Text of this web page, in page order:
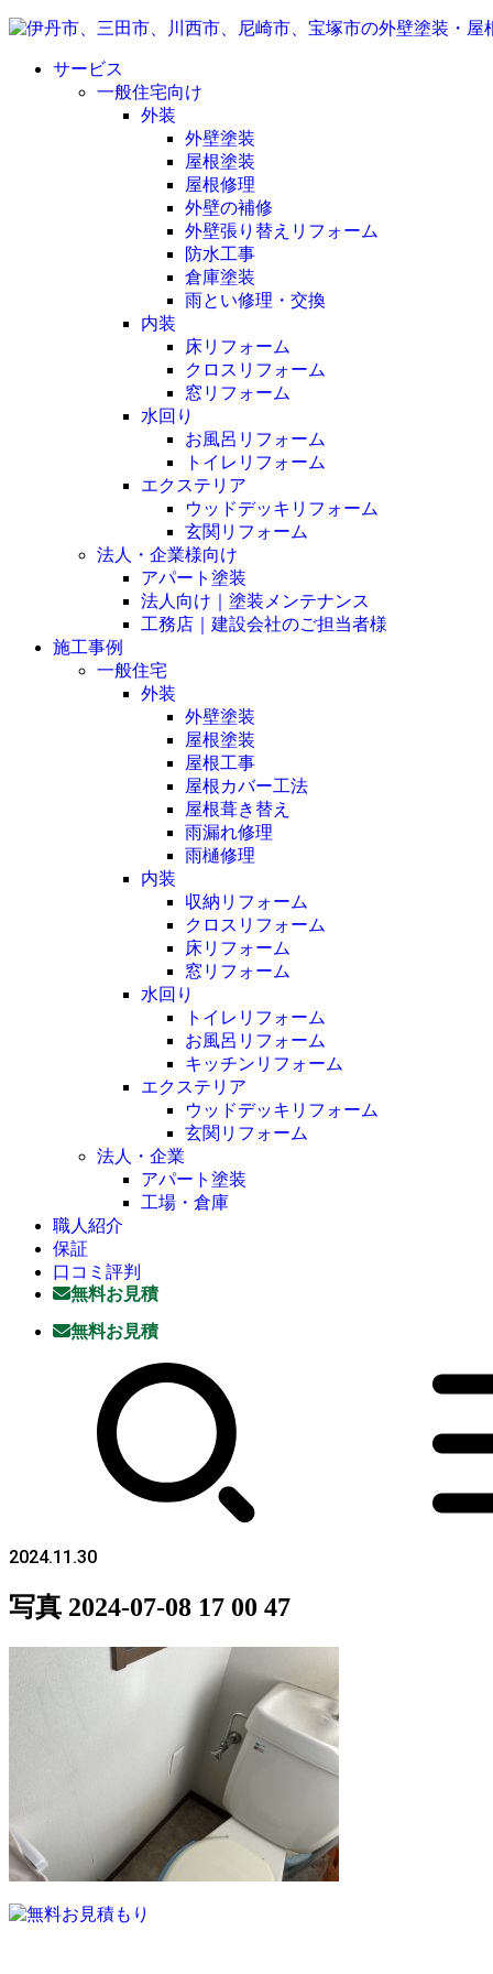
サービス
一般住宅向け
外装
外壁塗装
屋根塗装
屋根修理
外壁の補修
外壁張り替えリフォーム
防水工事
倉庫塗装
雨とい修理・交換
内装
床リフォーム
クロスリフォーム
窓リフォーム
水回り
お風呂リフォーム
トイレリフォーム
エクステリア
ウッドデッキリフォーム
玄関リフォーム
法人・企業様向け
アパート塗装
法人向け｜塗装メンテナンス
工務店｜建設会社のご担当者様
施工事例
一般住宅
外装
外壁塗装
屋根塗装
屋根工事
屋根カバー工法
屋根葺き替え
雨漏れ修理
雨樋修理
内装
収納リフォーム
クロスリフォーム
床リフォーム
窓リフォーム
水回り
トイレリフォーム
お風呂リフォーム
キッチンリフォーム
エクステリア
ウッドデッキリフォーム
玄関リフォーム
法人・企業
アパート塗装
工場・倉庫
職人紹介
保証
口コミ評判
無料お見積
無料お見積
2024.11.30
写真 2024-07-08 17 00 47